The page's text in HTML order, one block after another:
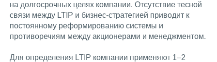
на долгосрочных целях компании. Отсутствие тесной
связи между LTIP и бизнес-стратегией приводит к
постоянному реформированию системы и
противоречиям между акционерами и менеджментом.
Для определения LTIP компании применяют 1–2